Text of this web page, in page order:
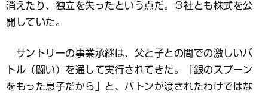
消えたり、独立を失ったという点だ。３社とも株式を公
開していた。
サントリーの事業承継は、父と子との間での激しいバ
トル（闘い）を通して実行されてきた。「銀のスプーン
をもった息子だから」と、バトンが渡されたわけではな